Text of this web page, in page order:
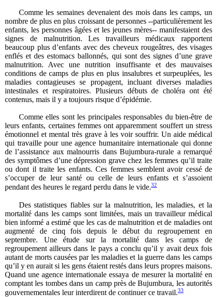
Comme les semaines devenaient des mois dans les camps, un
nombre de plus en plus croissant de personnes --particulièrement les
enfants, les personnes âgées et les jeunes mères-- manifestaient des
signes de malnutrition. Les travailleurs médicaux rapportent
beaucoup plus d’enfants avec des cheveux rougeâtres, des visages
enflés et des estomacs ballonnés, qui sont des signes d’une grave
malnutrition. Avec une nutrition insuffisante et des mauvaises
conditions de camps de plus en plus insalubres et surpeuplées, les
maladies contagieuses se propagent, incluant diverses maladies
intestinales et respiratoires. Plusieurs débuts de choléra ont été
contenus, mais il y a toujours risque d’épidémie.
Comme elles sont les principales responsables du bien-être de
leurs enfants, certaines femmes ont apparemment souffert un stress
émotionnel et mental très grave à les voir souffrir. Un aide médical
qui travaille pour une agence humanitaire internationale qui donne
de l’assistance aux malnourris dans Bujumbura-rurale a remarqué
des symptômes d’une dépression grave chez les femmes qu’il traite
ou dont il traite les enfants. Ces femmes semblent avoir cessé de
s’occuper de leur santé ou celle de leurs enfants et s’assoient
pendant des heures le regard perdu dans le vide.32
Des statistiques fiables sur la malnutrition, les maladies, et la
mortalité dans les camps sont limitées, mais un travailleur médical
bien informé a estimé que les cas de malnutrition et de maladies ont
augmenté de cinq fois depuis le début du regroupement en
septembre. Une étude sur la mortalité dans les camps de
regroupement ailleurs dans le pays a conclu qu’il y avait deux fois
autant de morts causées par les maladies et la guerre dans les camps
qu’il y en aurait si les gens étaient restés dans leurs propres maisons.
Quand une agence internationale essaya de mesurer la mortalité en
comptant les tombes dans un camp près de Bujumbura, les autorités
gouvernementales leur interdirent de continuer ce travail.33